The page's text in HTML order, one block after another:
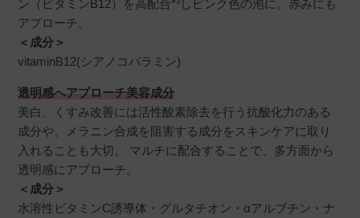
nana
非公開
2026/07/06
ビタミンB12が入った薄いピンク色の泡で、30秒
ほど泡パックして使っています。
香りも良く使いやすいです。
泡で出てくるのでとても楽ですが、スッキリ洗
いたい方には物足りない印象でした。
ン（ビタミンB12）を高配合*³しピンク色の泡に。赤みにも
アプローチ。
＜成分＞
vitaminB12(シアノコバラミン)
透明感へアプローチ美容成分
美白、くすみ改善には活性酸素除去を行う抗酸化力のある
成分や、メラニン合成を阻害する成分をスキンケアに取り
入れることも大切。 マルチに配合することで、多方面から
透明感にアプローチ。
＜成分＞
水溶性ビタミンC誘導体・グルタチオン・αアルブチン・ナ